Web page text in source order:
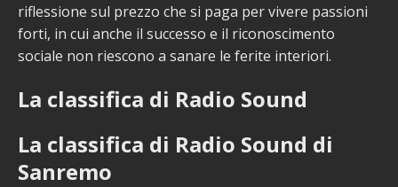
riflessione sul prezzo che si paga per vivere passioni
forti, in cui anche il successo e il riconoscimento
sociale non riescono a sanare le ferite interiori.
La classifica di Radio Sound
La classifica di Radio Sound di
Sanremo